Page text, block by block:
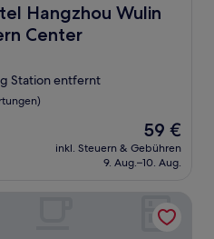
Hangzhou Wulin
Center
Wulin plaza Yefeng
Station entfernt
Der
Preis
beträgt
59 €
inkl. Steuern & Gebühren
9. Aug.–10. Aug.